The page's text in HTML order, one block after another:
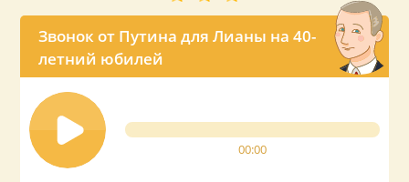
Звонок от Путина для Лианы на 40-
летний юбилей
00:00